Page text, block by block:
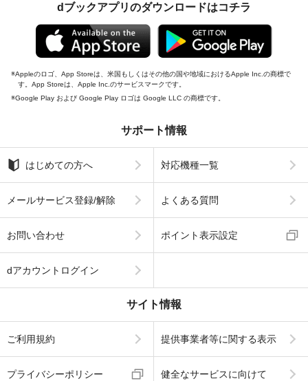
dブックアプリのダウンロードはコチラ
Appleのロゴ、App Storeは、米国もしくはその他の国や地域におけるApple Inc.の商標で
す。App Storeは、Apple Inc.のサービスマークです。
Google Play および Google Play ロゴは Google LLC の商標です。
サポート情報
はじめての方へ 対応機種一覧
メールサービス登録/解除 よくある質問
お問い合わせ ポイント表示設定
dアカウントログイン
サイト情報
ご利用規約 提供事業者等に関する表示
プライバシーポリシー 健全なサービスに向けて